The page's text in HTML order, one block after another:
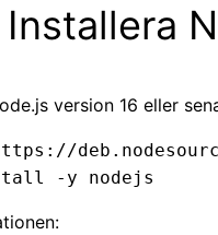
Installera
version 16 eller